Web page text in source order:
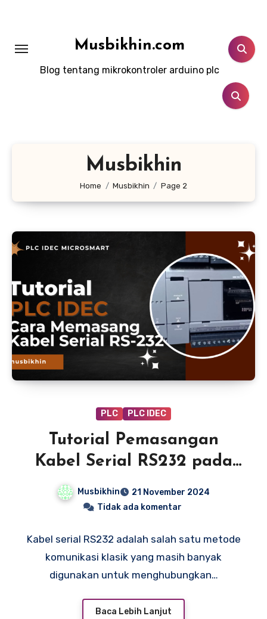
Musbikhin.com
Blog tentang mikrokontroler arduino plc
Musbikhin
Home Musbikhin Page 2
PLC PLC IDEC
Tutorial Pemasangan
Kabel Serial RS232 pada
PLC IDEC: Langkah
Mudah dan Praktis
Musbikhin
21 November 2024
Tidak ada komentar
Kabel serial RS232 adalah salah satu metode
komunikasi klasik yang masih banyak
digunakan untuk menghubungkan…
Baca Lebih Lanjut